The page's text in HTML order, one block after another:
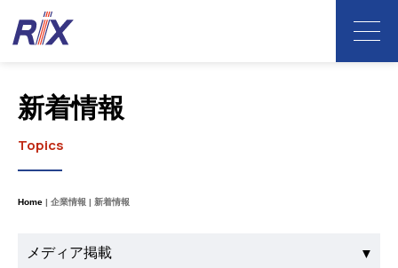
Home 企業情報 新着情報
新着情報
Topics